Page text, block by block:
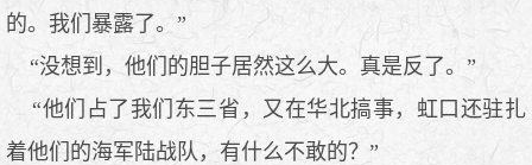
的。我们暴露了。”
“没想到，他们的胆子居然这么大。真是反了。”
“他们占了我们东三省，又在华北搞事，虹口还驻扎
着他们的海军陆战队，有什么不敢的？”